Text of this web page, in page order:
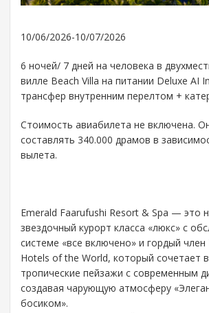
10/06/2026-10/07/2026
6 ночей/ 7 дней на человека в
вилле Beach Villa на питании Deluxe AI
трансфер внутренним перелтом +
Стоимость авиабилета не включена.
составлять 340.000 драмов в
вылета.
Emerald Faarufushi Resort & Spa — это
звездочный курорт класса «люкс» с
системе «все включено» и гордый член
Hotels of the World, который сочетает
тропические пейзажи с современным
создавая чарующую атмосферу
босиком».